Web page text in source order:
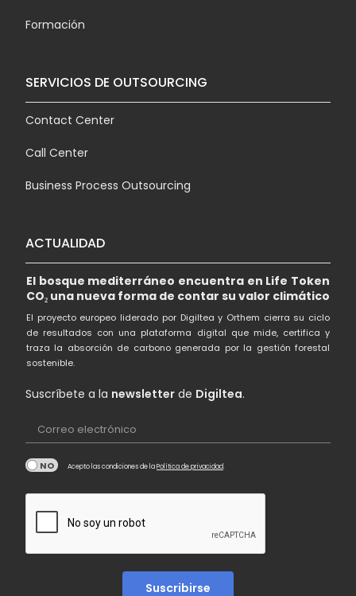
Formación
SERVICIOS DE OUTSOURCING
Contact Center
Call Center
Business Process Outsourcing
ACTUALIDAD
El bosque mediterráneo encuentra en Life Token
CO₂ una nueva forma de contar su valor climático
El proyecto europeo liderado por Digiltea y Orthem cierra su ciclo
de resultados con una plataforma digital que mide, certifica y
traza la absorción de carbono generada por la gestión forestal
sostenible.
Suscríbete a la newsletterde Digiltea.
Correo electrónico
Acepto las condiciones de laPolítica de privacidad.